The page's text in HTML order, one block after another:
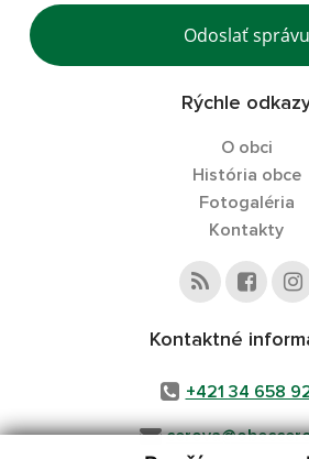
Odoslať správu
Rýchle
O obci
História obce
Fotogaléria
Kontakty
Kontaktné
+421 34 658